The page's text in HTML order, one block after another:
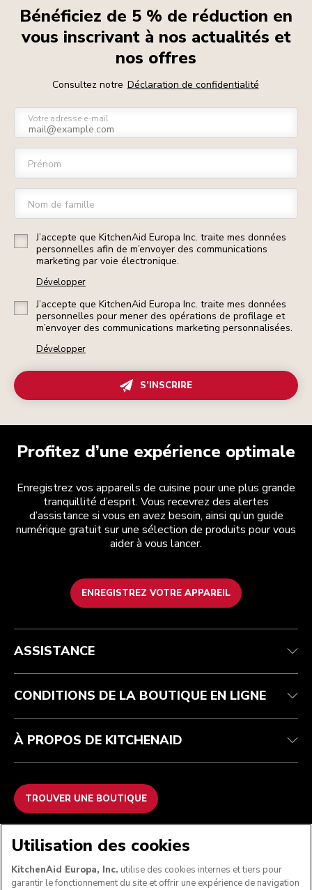
Bénéficiez de 5 % de réduction en
vous inscrivant à nos actualités et
nos offres
Consultez notre Déclaration de confidentialité
Votre adresse e-mail
Prénom
Nom de famille
J’accepte que KitchenAid Europa Inc. traite mes données
personnelles afin de m’envoyer des communications
marketing par voie électronique.
Développer
J’accepte que KitchenAid Europa Inc. traite mes données
personnelles pour mener des opérations de profilage et
m’envoyer des communications marketing personnalisées.
Développer
S’INSCRIRE
Profitez d’une expérience optimale
Enregistrez vos appareils de cuisine pour une plus grande
tranquillité d’esprit. Vous recevrez des alertes
d’assistance si vous en avez besoin, ainsi qu’un guide
numérique gratuit sur une sélection de produits pour vous
aider à vous lancer.
ENREGISTREZ VOTRE APPAREIL
Health Check
Suivez votre commande
Garantie et documents
Recupel
Conditions générales de vente
Retours et remboursements
Imprint
ODR
La marque
Trouver une boutique
ASSISTANCE
CONDITIONS DE LA BOUTIQUE EN LIGNE
À PROPOS DE KITCHENAID
TROUVER UNE BOUTIQUE
NOUS ACCEPTONS
Utilisation des cookies
KitchenAid Europa, Inc. utilise des cookies internes et tiers pour
garantir le fonctionnement du site et offrir une expérience de navigation